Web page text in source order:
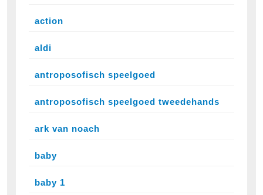
action
aldi
antroposofisch speelgoed
antroposofisch speelgoed tweedehands
ark van noach
baby
baby 1